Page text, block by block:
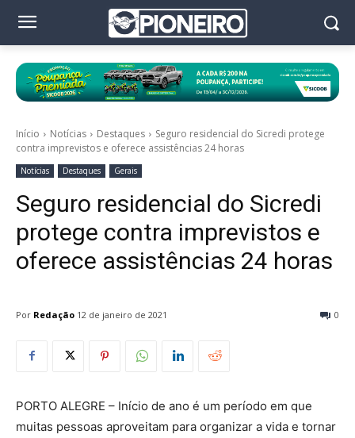
Início Notícias Destaques
Seguro residencial do Sicredi protege
contra imprevistos e oferece assistências 24 horas
Notícias Destaques Gerais
Seguro residencial do Sicredi
protege contra imprevistos e
oferece assistências 24 horas
Por Redação 0
12 de janeiro de 2021
PORTO ALEGRE – Início de ano é um período em que
muitas pessoas aproveitam para organizar a vida e tornar